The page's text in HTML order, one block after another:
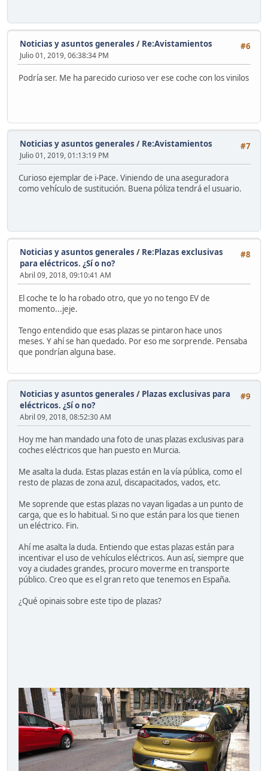
#6
Noticias y asuntos generales / Re:Avistamientos
Julio 01, 2019, 06:38:34 PM
Podría ser. Me ha parecido curioso ver ese coche con los vinilos
#7
Noticias y asuntos generales / Re:Avistamientos
Julio 01, 2019, 01:13:19 PM
Curioso ejemplar de i-Pace. Viniendo de una aseguradora
como vehículo de sustitución. Buena póliza tendrá el usuario.
#8
Noticias y asuntos generales / Re:Plazas exclusivas
para eléctricos. ¿Sí o no?
Abril 09, 2018, 09:10:41 AM
El coche te lo ha robado otro, que yo no tengo EV de
momento...jeje.
Tengo entendido que esas plazas se pintaron hace unos
meses. Y ahí se han quedado. Por eso me sorprende. Pensaba
que pondrían alguna base.
#9
Noticias y asuntos generales / Plazas exclusivas para
eléctricos. ¿Sí o no?
Abril 09, 2018, 08:52:30 AM
Hoy me han mandado una foto de unas plazas exclusivas para
coches eléctricos que han puesto en Murcia.
Me asalta la duda. Estas plazas están en la vía pública, como el
resto de plazas de zona azul, discapacitados, vados, etc.
Me soprende que estas plazas no vayan ligadas a un punto de
carga, que es lo habitual. Si no que están para los que tienen
un eléctrico. Fin.
Ahí me asalta la duda. Entiendo que estas plazas están para
incentivar el uso de vehículos eléctricos. Aun así, siempre que
voy a ciudades grandes, procuro moverme en transporte
público. Creo que es el gran reto que tenemos en España.
¿Qué opinais sobre este tipo de plazas?